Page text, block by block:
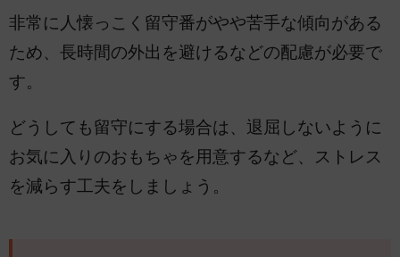
非常に人懐っこく留守番がやや苦手な傾向がある
ため、長時間の外出を避けるなどの配慮が必要で
す。
どうしても留守にする場合は、退屈しないように
お気に入りのおもちゃを用意するなど、ストレス
を減らす工夫をしましょう。